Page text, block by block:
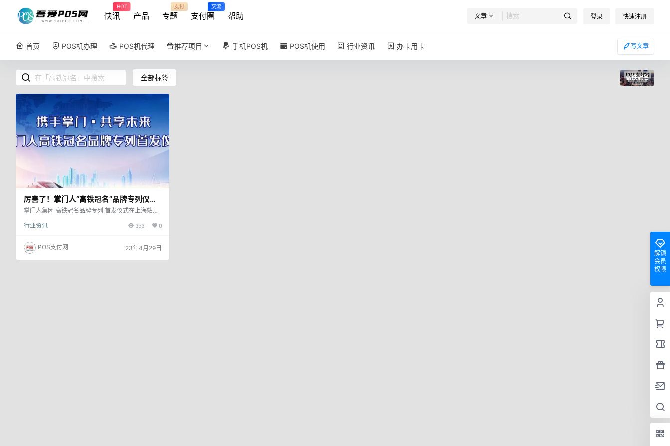
快讯
HOT
产品 专题
支付
支付圈
交流
帮助 文章 登录 快速注册
首页 POS机办理 POS机代理 推荐项目 手机POS机 POS机使用 行业资讯 办卡用卡 写文章
全部标签 高铁冠名
厉害了！掌门人“高铁冠名”品牌专列仪式
在上海隆重举行！
掌门人集团 高铁冠名品牌专列 首发仪式在上海站隆
驶入蓬勃发展的“快车道”！ 01 首发仪式，现场直击
合创始人、掌门人市场运营总监张文志张总、掌门人
联合创始人、掌门人市场营销总监王珩王总以及掌门
人各位领导出席本次活动，共同见证掌门人品牌高铁
行业资讯 353 0
POS支付网 23年4月29日
解锁
会员
权限